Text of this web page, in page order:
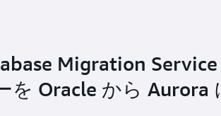
Migration
を Oracle から Aurora
超低レイテンシーの
して財務台帳をスケ